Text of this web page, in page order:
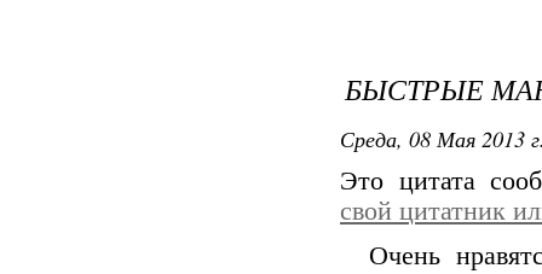
БЫСТРЫЕ
Среда, 08 Мая 2013
Это цитата
свой цитатник
Очень